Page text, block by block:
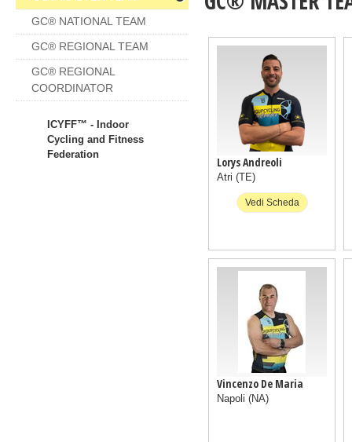
GC® NATIONAL TEAM
GC® REGIONAL TEAM
GC® REGIONAL
COORDINATOR
ICYFF™ - Indoor
Cycling and Fitness
Federation
Lorys Andreoli
Atri (TE)
Vedi Scheda
Vincenzo De Maria
Napoli (NA)